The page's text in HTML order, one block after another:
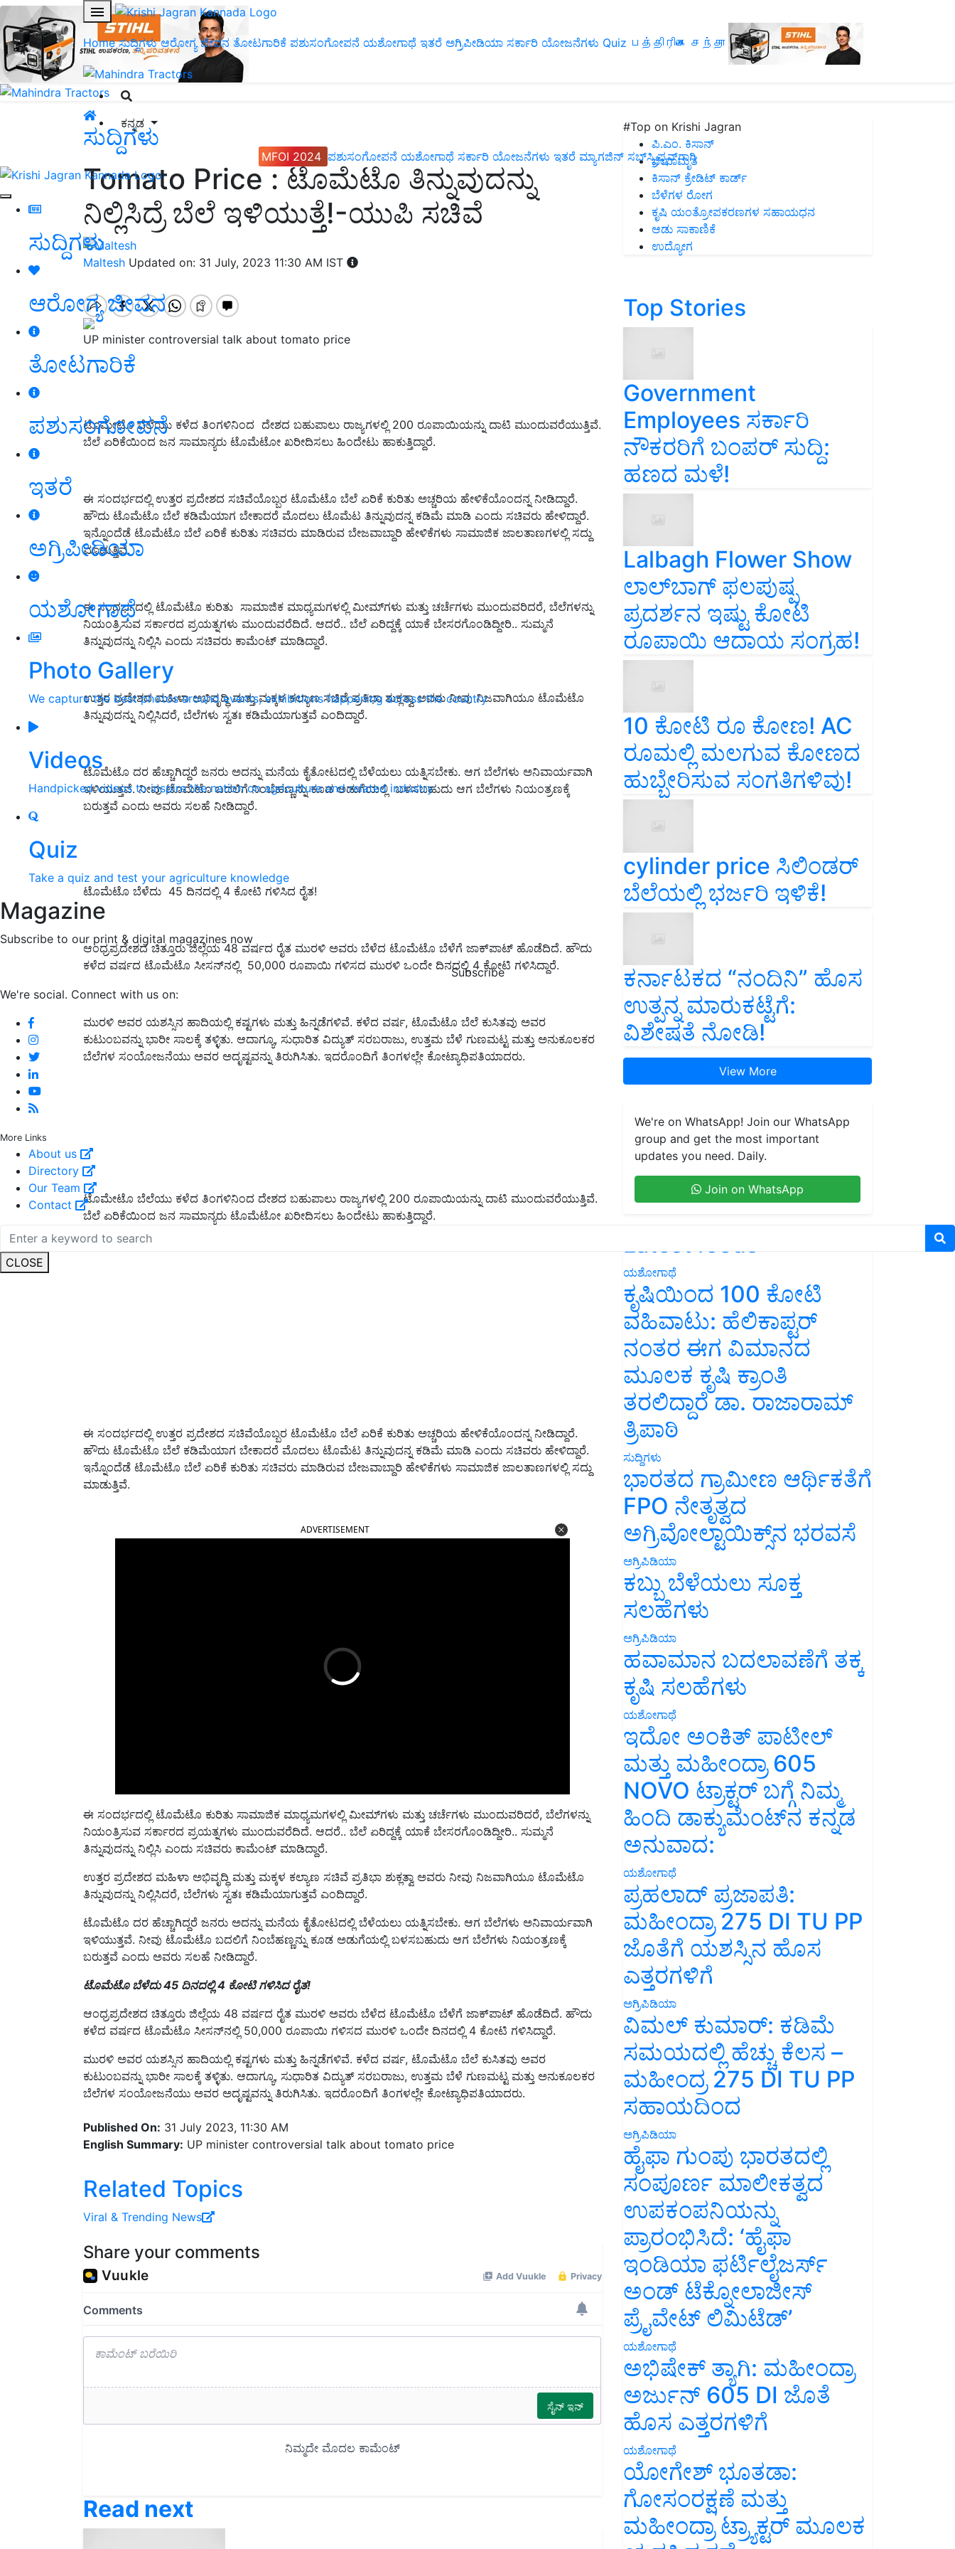
Home ಸುದ್ದಿಗಳು ಆರೋಗ್ಯ ಜೀವನ ತೋಟಗಾರಿಕೆ ಪಶುಸಂಗೋಪನೆ ಯಶೋಗಾಥೆ ಇತರೆ ಅಗ್ರಿಪೀಡಿಯಾ ಸರ್ಕಾರಿ ಯೋಜನೆಗಳು Quiz பத்திரிகை சந்தா
ಕನ್ನಡ
MFOI 2024 ಪಶುಸಂಗೋಪನೆ ಯಶೋಗಾಥೆ ಸರ್ಕಾರಿ ಯೋಜನೆಗಳು ಇತರೆ ಮ್ಯಾಗಜಿನ್‌ ಸಬ್‌ಸ್ಕ್ರಿಪ್ಷನ್‌ಗಾಗಿ
ಸುದ್ದಿಗಳು
ಆರೋಗ್ಯ ಜೀವನ
ತೋಟಗಾರಿಕೆ
ಪಶುಸಂಗೋಪನೆ
ಇತರೆ
ಅಗ್ರಿಪೀಡಿಯಾ
ಯಶೋಗಾಥೆ
Photo Gallery
We capture the best photos around events, exhibitions happening across the country
Videos
Handpicked videos to inspire the nation on agriculture and related industry
Quiz
Take a quiz and test your agriculture knowledge
Magazine
Subscribe to our print & digital magazines now
Subscribe
We're social. Connect with us on:
More Links
About us
Directory
Our Team
Contact
CLOSE
ಸುದ್ದಿಗಳು
Tomato Price : ಟೊಮೆಟೊ ತಿನ್ನುವುದನ್ನು
ನಿಲ್ಲಿಸಿದ್ರೆ ಬೆಲೆ ಇಳಿಯುತ್ತೆ!-ಯುಪಿ ಸಚಿವೆ
Maltesh Updated on: 31 July, 2023 11:30 AM IST
UP minister controversial talk about tomato price
ಟೊಮೇಟೊ ಬೆಲೆಯು ಕಳೆದ ತಿಂಗಳಿನಿಂದ ದೇಶದ ಬಹುಪಾಲು ರಾಜ್ಯಗಳಲ್ಲಿ 200 ರೂಪಾಯಿಯನ್ನು ದಾಟಿ ಮುಂದುವರೆಯುತ್ತಿವೆ.
ಬೆಲೆ ಏರಿಕೆಯಿಂದ ಜನ ಸಾಮಾನ್ಯರು ಟೊಮೆಟೋ ಖರೀದಿಸಲು ಹಿಂದೇಟು ಹಾಕುತ್ತಿದ್ದಾರೆ.
ಈ ಸಂದರ್ಭದಲ್ಲಿ ಉತ್ತರ ಪ್ರದೇಶದ ಸಚಿವೆಯೊಬ್ಬರ ಟೊಮೆಟೊ ಬೆಲೆ ಏರಿಕೆ ಕುರಿತು ಅಚ್ಚರಿಯ ಹೇಳಿಕೆಯೊಂದನ್ನ ನೀಡಿದ್ದಾರೆ.
ಹೌದು ಟೊಮೆಟೊ ಬೆಲೆ ಕಡಿಮೆಯಾಗ ಬೇಕಾದರೆ ಮೊದಲು ಟೊಮೆಟ ತಿನ್ನುವುದನ್ನ ಕಡಿಮೆ ಮಾಡಿ ಎಂದು ಸಚಿವರು ಹೇಳಿದ್ದಾರೆ.
ಇನ್ನೊಂದೆಡೆ ಟೊಮೆಟೊ ಬೆಲೆ ಏರಿಕೆ ಕುರಿತು ಸಚಿವರು ಮಾಡಿರುವ ಬೇಜವಾಬ್ದಾರಿ ಹೇಳಿಕೆಗಳು ಸಾಮಾಜಿಕ ಜಾಲತಾಣಗಳಲ್ಲಿ ಸದ್ದು
ಮಾಡುತ್ತಿವೆ.
ಈ ಸಂದರ್ಭದಲ್ಲಿ ಟೊಮೆಟೊ ಕುರಿತು ಸಾಮಾಜಿಕ ಮಾಧ್ಯಮಗಳಲ್ಲಿ ಮೀಮ್‌ಗಳು ಮತ್ತು ಚರ್ಚೆಗಳು ಮುಂದುವರಿದರೆ, ಬೆಲೆಗಳನ್ನು
ನಿಯಂತ್ರಿಸುವ ಸರ್ಕಾರದ ಪ್ರಯತ್ನಗಳು ಮುಂದುವರೆದಿದೆ. ಆದರೆ.. ಬೆಲೆ ಏರಿದ್ದಕ್ಕೆ ಯಾಕೆ ಬೇಸರಗೊಂಡಿದ್ದೀರಿ.. ಸುಮ್ಮನೆ
ತಿನ್ನುವುದನ್ನು ನಿಲ್ಲಿಸಿ ಎಂದು ಸಚಿವರು ಕಾಮೆಂಟ್ ಮಾಡಿದ್ದಾರೆ.
ಉತ್ತರ ಪ್ರದೇಶದ ಮಹಿಳಾ ಅಭಿವೃದ್ಧಿ ಮತ್ತು ಮಕ್ಕಳ ಕಲ್ಯಾಣ ಸಚಿವೆ ಪ್ರತಿಭಾ ಶುಕ್ಲತ್ವಾ ಅವರು ನೀವು ನಿಜವಾಗಿಯೂ ಟೊಮೆಟೊ
ತಿನ್ನುವುದನ್ನು ನಿಲ್ಲಿಸಿದರೆ, ಬೆಲೆಗಳು ಸ್ವತಃ ಕಡಿಮೆಯಾಗುತ್ತವೆ ಎಂದಿದ್ದಾರೆ.
ಟೊಮೆಟೊ ದರ ಹೆಚ್ಚಾಗಿದ್ದರೆ ಜನರು ಅದನ್ನು ಮನೆಯ ಕೈತೋಟದಲ್ಲಿ ಬೆಳೆಯಲು ಯತ್ನಿಸಬೇಕು. ಆಗ ಬೆಲೆಗಳು ಅನಿವಾರ್ಯವಾಗಿ
ಇಳಿಯುತ್ತವೆ. ನೀವು ಟೊಮೆಟೊ ಬದಲಿಗೆ ನಿಂಬೆಹಣ್ಣನ್ನು ಕೂಡ ಅಡುಗೆಯಲ್ಲಿ ಬಳಸಬಹುದು ಆಗ ಬೆಲೆಗಳು ನಿಯಂತ್ರಣಕ್ಕೆ
ಬರುತ್ತವೆ ಎಂದು ಅವರು ಸಲಹೆ ನೀಡಿದ್ದಾರೆ.
ಟೊಮೆಟೊ ಬೆಳೆದು 45 ದಿನದಲ್ಲಿ 4 ಕೋಟಿ ಗಳಿಸಿದ ರೈತ!
ಆಂಧ್ರಪ್ರದೇಶದ ಚಿತ್ತೂರು ಜಿಲ್ಲೆಯ 48 ವರ್ಷದ ರೈತ ಮುರಳಿ ಅವರು ಬೆಳೆದ ಟೊಮೆಟೊ ಬೆಳೆಗೆ ಜಾಕ್‌ಪಾಟ್ ಹೊಡೆದಿದೆ. ಹೌದು
ಕಳೆದ ವರ್ಷದ ಟೊಮೆಟೊ ಸೀಸನ್‌ನಲ್ಲಿ 50,000 ರೂಪಾಯಿ ಗಳಿಸದ ಮುರಳಿ ಒಂದೇ ದಿನದಲ್ಲಿ 4 ಕೋಟಿ ಗಳಿಸಿದ್ದಾರೆ.
ಮುರಳಿ ಅವರ ಯಶಸ್ಸಿನ ಹಾದಿಯಲ್ಲಿ ಕಷ್ಟಗಳು ಮತ್ತು ಹಿನ್ನಡೆಗಳಿವೆ. ಕಳೆದ ವರ್ಷ, ಟೊಮೆಟೊ ಬೆಲೆ ಕುಸಿತವು ಅವರ
ಕುಟುಂಬವನ್ನು ಭಾರೀ ಸಾಲಕ್ಕೆ ತಳ್ಳಿತು. ಆದಾಗ್ಯೂ, ಸುಧಾರಿತ ವಿದ್ಯುತ್ ಸರಬರಾಜು, ಉತ್ತಮ ಬೆಳೆ ಗುಣಮಟ್ಟ ಮತ್ತು ಅನುಕೂಲಕರ
ಬೆಲೆಗಳ ಸಂಯೋಜನೆಯು ಅವರ ಅದೃಷ್ಟವನ್ನು ತಿರುಗಿಸಿತು. ಇದರೊಂದಿಗೆ ತಿಂಗಳಲ್ಲೇ ಕೋಟ್ಯಾಧಿಪತಿಯಾದರು.
ಟೊಮೇಟೊ ಬೆಲೆಯು ಕಳೆದ ತಿಂಗಳಿನಿಂದ ದೇಶದ ಬಹುಪಾಲು ರಾಜ್ಯಗಳಲ್ಲಿ 200 ರೂಪಾಯಿಯನ್ನು ದಾಟಿ ಮುಂದುವರೆಯುತ್ತಿವೆ.
ಬೆಲೆ ಏರಿಕೆಯಿಂದ ಜನ ಸಾಮಾನ್ಯರು ಟೊಮೆಟೋ ಖರೀದಿಸಲು ಹಿಂದೇಟು ಹಾಕುತ್ತಿದ್ದಾರೆ.
ಈ ಸಂದರ್ಭದಲ್ಲಿ ಉತ್ತರ ಪ್ರದೇಶದ ಸಚಿವೆಯೊಬ್ಬರ ಟೊಮೆಟೊ ಬೆಲೆ ಏರಿಕೆ ಕುರಿತು ಅಚ್ಚರಿಯ ಹೇಳಿಕೆಯೊಂದನ್ನ ನೀಡಿದ್ದಾರೆ.
ಹೌದು ಟೊಮೆಟೊ ಬೆಲೆ ಕಡಿಮೆಯಾಗ ಬೇಕಾದರೆ ಮೊದಲು ಟೊಮೆಟ ತಿನ್ನುವುದನ್ನ ಕಡಿಮೆ ಮಾಡಿ ಎಂದು ಸಚಿವರು ಹೇಳಿದ್ದಾರೆ.
ಇನ್ನೊಂದೆಡೆ ಟೊಮೆಟೊ ಬೆಲೆ ಏರಿಕೆ ಕುರಿತು ಸಚಿವರು ಮಾಡಿರುವ ಬೇಜವಾಬ್ದಾರಿ ಹೇಳಿಕೆಗಳು ಸಾಮಾಜಿಕ ಜಾಲತಾಣಗಳಲ್ಲಿ ಸದ್ದು
ಮಾಡುತ್ತಿವೆ.
ಈ ಸಂದರ್ಭದಲ್ಲಿ ಟೊಮೆಟೊ ಕುರಿತು ಸಾಮಾಜಿಕ ಮಾಧ್ಯಮಗಳಲ್ಲಿ ಮೀಮ್‌ಗಳು ಮತ್ತು ಚರ್ಚೆಗಳು ಮುಂದುವರಿದರೆ, ಬೆಲೆಗಳನ್ನು
ನಿಯಂತ್ರಿಸುವ ಸರ್ಕಾರದ ಪ್ರಯತ್ನಗಳು ಮುಂದುವರೆದಿದೆ. ಆದರೆ.. ಬೆಲೆ ಏರಿದ್ದಕ್ಕೆ ಯಾಕೆ ಬೇಸರಗೊಂಡಿದ್ದೀರಿ.. ಸುಮ್ಮನೆ
ತಿನ್ನುವುದನ್ನು ನಿಲ್ಲಿಸಿ ಎಂದು ಸಚಿವರು ಕಾಮೆಂಟ್ ಮಾಡಿದ್ದಾರೆ.
ಉತ್ತರ ಪ್ರದೇಶದ ಮಹಿಳಾ ಅಭಿವೃದ್ಧಿ ಮತ್ತು ಮಕ್ಕಳ ಕಲ್ಯಾಣ ಸಚಿವೆ ಪ್ರತಿಭಾ ಶುಕ್ಲತ್ವಾ ಅವರು ನೀವು ನಿಜವಾಗಿಯೂ ಟೊಮೆಟೊ
ತಿನ್ನುವುದನ್ನು ನಿಲ್ಲಿಸಿದರೆ, ಬೆಲೆಗಳು ಸ್ವತಃ ಕಡಿಮೆಯಾಗುತ್ತವೆ ಎಂದಿದ್ದಾರೆ.
ಟೊಮೆಟೊ ದರ ಹೆಚ್ಚಾಗಿದ್ದರೆ ಜನರು ಅದನ್ನು ಮನೆಯ ಕೈತೋಟದಲ್ಲಿ ಬೆಳೆಯಲು ಯತ್ನಿಸಬೇಕು. ಆಗ ಬೆಲೆಗಳು ಅನಿವಾರ್ಯವಾಗಿ
ಇಳಿಯುತ್ತವೆ. ನೀವು ಟೊಮೆಟೊ ಬದಲಿಗೆ ನಿಂಬೆಹಣ್ಣನ್ನು ಕೂಡ ಅಡುಗೆಯಲ್ಲಿ ಬಳಸಬಹುದು ಆಗ ಬೆಲೆಗಳು ನಿಯಂತ್ರಣಕ್ಕೆ
ಬರುತ್ತವೆ ಎಂದು ಅವರು ಸಲಹೆ ನೀಡಿದ್ದಾರೆ.
ಟೊಮೆಟೊ ಬೆಳೆದು 45 ದಿನದಲ್ಲಿ 4 ಕೋಟಿ ಗಳಿಸಿದ ರೈತ!
ಆಂಧ್ರಪ್ರದೇಶದ ಚಿತ್ತೂರು ಜಿಲ್ಲೆಯ 48 ವರ್ಷದ ರೈತ ಮುರಳಿ ಅವರು ಬೆಳೆದ ಟೊಮೆಟೊ ಬೆಳೆಗೆ ಜಾಕ್‌ಪಾಟ್ ಹೊಡೆದಿದೆ. ಹೌದು
ಕಳೆದ ವರ್ಷದ ಟೊಮೆಟೊ ಸೀಸನ್‌ನಲ್ಲಿ 50,000 ರೂಪಾಯಿ ಗಳಿಸದ ಮುರಳಿ ಒಂದೇ ದಿನದಲ್ಲಿ 4 ಕೋಟಿ ಗಳಿಸಿದ್ದಾರೆ.
ಮುರಳಿ ಅವರ ಯಶಸ್ಸಿನ ಹಾದಿಯಲ್ಲಿ ಕಷ್ಟಗಳು ಮತ್ತು ಹಿನ್ನಡೆಗಳಿವೆ. ಕಳೆದ ವರ್ಷ, ಟೊಮೆಟೊ ಬೆಲೆ ಕುಸಿತವು ಅವರ
ಕುಟುಂಬವನ್ನು ಭಾರೀ ಸಾಲಕ್ಕೆ ತಳ್ಳಿತು. ಆದಾಗ್ಯೂ, ಸುಧಾರಿತ ವಿದ್ಯುತ್ ಸರಬರಾಜು, ಉತ್ತಮ ಬೆಳೆ ಗುಣಮಟ್ಟ ಮತ್ತು ಅನುಕೂಲಕರ
ಬೆಲೆಗಳ ಸಂಯೋಜನೆಯು ಅವರ ಅದೃಷ್ಟವನ್ನು ತಿರುಗಿಸಿತು. ಇದರೊಂದಿಗೆ ತಿಂಗಳಲ್ಲೇ ಕೋಟ್ಯಾಧಿಪತಿಯಾದರು.
English Summary:UP minister controversial talk about tomato price
Related Topics
Viral ‍& Trending News
#Top on Krishi Jagran
ಪಿ.ಎಂ. ಕಿಸಾನ್
ಜೀವಾಮೃತ
ಕಿಸಾನ್ ಕ್ರೇಡಿಟ್ ಕಾರ್ಡ್
ಬೆಳೆಗಳ ರೋಗ
ಕೃಷಿ ಯಂತ್ರೋಪಕರಣಗಳ ಸಹಾಯಧನ
ಆಡು ಸಾಕಾಣಿಕೆ
ಉದ್ಯೋಗ
Top Stories
Government
Employees ಸರ್ಕಾರಿ
ನೌಕರರಿಗೆ ಬಂಪರ್‌ ಸುದ್ದಿ:
ಹಣದ ಮಳೆ!
Lalbagh Flower Show
ಲಾಲ್‌ಬಾಗ್ ಫಲಪುಷ್ಪ
ಪ್ರದರ್ಶನ ಇಷ್ಟು ಕೋಟಿ
ರೂಪಾಯಿ ಆದಾಯ ಸಂಗ್ರಹ!
10 ಕೋಟಿ ರೂ ಕೋಣ! AC
ರೂಮಲ್ಲಿ ಮಲಗುವ ಕೋಣದ
ಹುಬ್ಬೇರಿಸುವ ಸಂಗತಿಗಳಿವು!
cylinder price ಸಿಲಿಂಡರ್‌
ಬೆಲೆಯಲ್ಲಿ ಭರ್ಜರಿ ಇಳಿಕೆ!
ಕರ್ನಾಟಕದ “ನಂದಿನಿ” ಹೊಸ
ಉತ್ಪನ್ನ ಮಾರುಕಟ್ಟೆಗೆ:
ವಿಶೇಷತೆ ನೋಡಿ!
View More
We're on WhatsApp! Join our WhatsApp
group and get the most important
updates you need. Daily.
Join on WhatsApp
Latest feeds
ಯಶೋಗಾಥೆ
ಕೃಷಿಯಿಂದ 100 ಕೋಟಿ
ವಹಿವಾಟು: ಹೆಲಿಕಾಪ್ಟರ್
ನಂತರ ಈಗ ವಿಮಾನದ
ಮೂಲಕ ಕೃಷಿ ಕ್ರಾಂತಿ
ತರಲಿದ್ದಾರೆ ಡಾ. ರಾಜಾರಾಮ್
ತ್ರಿಪಾಠಿ
ಸುದ್ದಿಗಳು
ಭಾರತದ ಗ್ರಾಮೀಣ ಆರ್ಥಿಕತೆಗೆ
FPO ನೇತೃತ್ವದ
ಅಗ್ರಿವೋಲ್ಟಾಯಿಕ್ಸ್‌ನ ಭರವಸೆ
ಅಗ್ರಿಪಿಡಿಯಾ
ಕಬ್ಬು ಬೆಳೆಯಲು ಸೂಕ್ತ
ಸಲಹೆಗಳು
ಅಗ್ರಿಪಿಡಿಯಾ
ಹವಾಮಾನ ಬದಲಾವಣೆಗೆ ತಕ್ಕ
ಕೃಷಿ ಸಲಹೆಗಳು
ಯಶೋಗಾಥೆ
ಇದೋ ಅಂಕಿತ್ ಪಾಟೀಲ್
ಮತ್ತು ಮಹೀಂದ್ರಾ 605
NOVO ಟ್ರಾಕ್ಟರ್ ಬಗ್ಗೆ ನಿಮ್ಮ
ಹಿಂದಿ ಡಾಕ್ಯುಮೆಂಟ್‌ನ ಕನ್ನಡ
ಅನುವಾದ:
ಯಶೋಗಾಥೆ
ಪ್ರಹಲಾದ್ ಪ್ರಜಾಪತಿ:
ಮಹೀಂದ್ರಾ 275 DI TU PP
ಜೊತೆಗೆ ಯಶಸ್ಸಿನ ಹೊಸ
ಎತ್ತರಗಳಿಗೆ
ಅಗ್ರಿಪಿಡಿಯಾ
ವಿಮಲ್ ಕುಮಾರ್: ಕಡಿಮೆ
ಸಮಯದಲ್ಲಿ ಹೆಚ್ಚು ಕೆಲಸ –
ಮಹೀಂದ್ರ 275 DI TU PP
ಸಹಾಯದಿಂದ
ಅಗ್ರಿಪಿಡಿಯಾ
ಹೈಫಾ ಗುಂಪು ಭಾರತದಲ್ಲಿ
ಸಂಪೂರ್ಣ ಮಾಲೀಕತ್ವದ
ಉಪಕಂಪನಿಯನ್ನು
ಪ್ರಾರಂಭಿಸಿದೆ: ‘ಹೈಫಾ
ಇಂಡಿಯಾ ಫರ್ಟಿಲೈಜರ್ಸ್
ಅಂಡ್ ಟೆಕ್ನೋಲಾಜೀಸ್
ಪ್ರೈವೇಟ್ ಲಿಮಿಟೆಡ್’
ಯಶೋಗಾಥೆ
ಅಭಿಷೇಕ್ ತ್ಯಾಗಿ: ಮಹೀಂದ್ರಾ
ಅರ್ಜುನ್ 605 DI ಜೊತೆ
ಹೊಸ ಎತ್ತರಗಳಿಗೆ
ಯಶೋಗಾಥೆ
ಯೋಗೇಶ್ ಭೂತಡಾ:
ಗೋಸಂರಕ್ಷಣೆ ಮತ್ತು
ಮಹೀಂದ್ರಾ ಟ್ರ್ಯಾಕ್ಟರ್ ಮೂಲಕ